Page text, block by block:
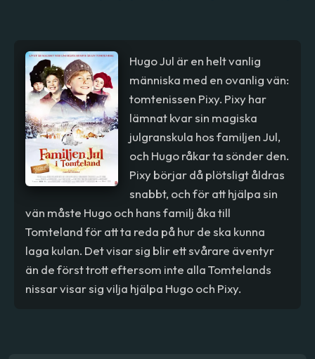
Hugo Jul är en helt vanlig
människa med en ovanlig vän:
tomtenissen Pixy. Pixy har
lämnat kvar sin magiska
julgranskula hos familjen Jul,
och Hugo råkar ta sönder den.
Pixy börjar då plötsligt åldras
snabbt, och för att hjälpa sin
vän måste Hugo och hans familj åka till
Tomteland för att ta reda på hur de ska kunna
laga kulan. Det visar sig blir ett svårare äventyr
än de först trott eftersom inte alla Tomtelands
nissar visar sig vilja hjälpa Hugo och Pixy.